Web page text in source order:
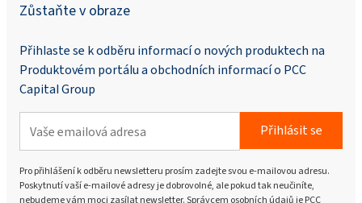
Zůstaňte v obraze
Přihlaste se k odběru informací o nových produktech na
Produktovém portálu a obchodních informací o PCC
Capital Group
Přihlásit se
Pro přihlášení k odběru newsletteru prosím zadejte svou e-mailovou adresu.
Poskytnutí vaší e-mailové adresy je dobrovolné, ale pokud tak neučiníte,
nebudeme vám moci zasílat newsletter. Správcem osobních údajů je PCC